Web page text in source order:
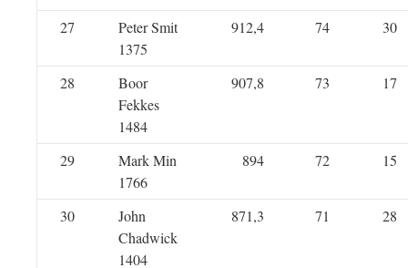
27
Peter Smit
1375
912,4 74 30
28
Boor
Fekkes
1484
907,8 73 17
29
Mark Min
1766
894 72 15
30
John
Chadwick
1404
871,3 71 28